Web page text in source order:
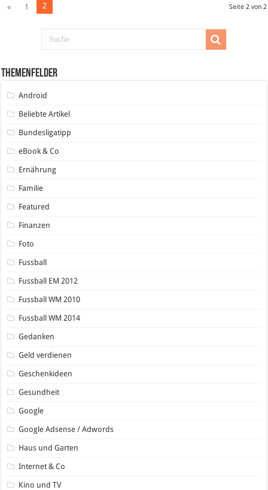
Seite 2 von 2
« 1 2
Themenfelder
Android
Beliebte Artikel
Bundesligatipp
eBook & Co
Ernährung
Familie
Featured
Finanzen
Foto
Fussball
Fussball EM 2012
Fussball WM 2010
Fussball WM 2014
Gedanken
Geld verdienen
Geschenkideen
Gesundheit
Google
Google Adsense / Adwords
Haus und Garten
Internet & Co
Kino und TV